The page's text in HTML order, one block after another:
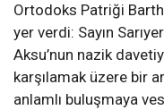
Ortodoks Patriği
yer verdi: Sayın
Aksu’nun nazik
karşılamak üzere bir
anlamlı buluşmaya